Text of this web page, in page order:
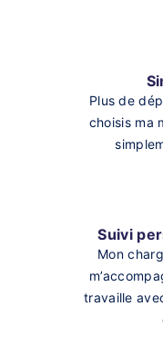
Plus de
choisis ma
Suivi
Mon
travaille